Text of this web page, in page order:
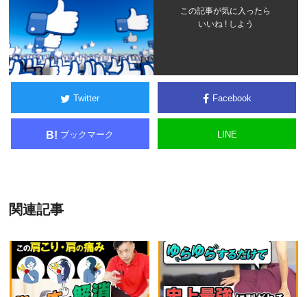
この記事が気に入ったら
いいね ! しよう
Twitter Facebook
B! ブックマーク LINE
関連記事